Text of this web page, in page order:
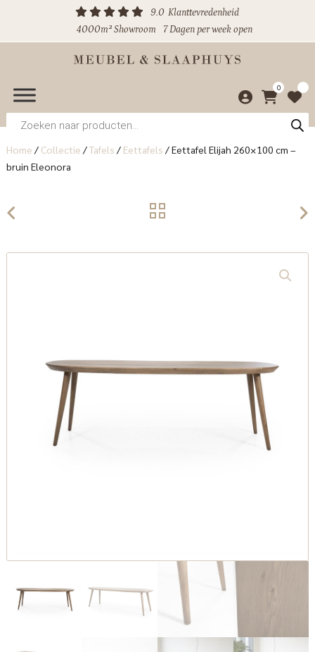
9.0 Klanttevredenheid
4000m² Showroom
7 Dagen per week open
0
Producten
zoeken
Home / Collectie /Tafels / Eettafels /Eettafel Elijah 260×100 cm –
bruin Eleonora